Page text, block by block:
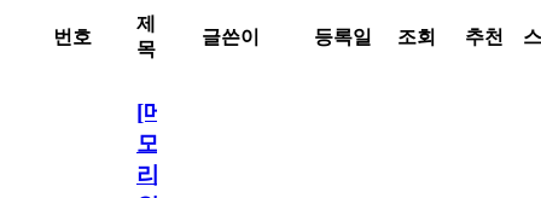
번호
제
목
글쓴이 등록일 조회 추천
[메
모
리